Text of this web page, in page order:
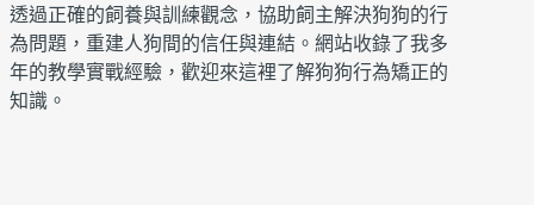
透過正確的飼養與訓練觀念，協助飼主解決狗狗的行
為問題，重建人狗間的信任與連結。網站收錄了我多
年的教學實戰經驗，歡迎來這裡了解狗狗行為矯正的
知識。